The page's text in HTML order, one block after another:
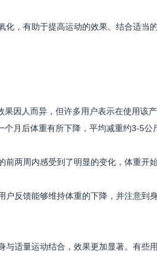
化，有助于提高运动的效果。结合适当
因人而异，但许多用户表示在使用该
月后体重有所下降，平均减重约3-5公
两周内感受到了明显的变化，体重开
户反馈能够维持体重的下降，并注意到
与适量运动结合，效果更加显著。有些